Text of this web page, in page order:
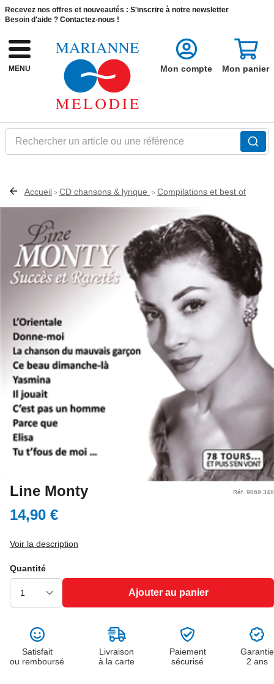
Recevez nos offres et nouveautés : S'inscrire à notre newsletter
Besoin d'aide ? Contactez-nous !
MENU
Rechercher un article ou une référence
Mon compte Mon panier
Accueil > CD chansons & lyrique > Compilations et best of
Line Monty Réf. 9869.348
14,90 €
Voir la description
Quantité
Ajouter au panier
Satisfait
ou remboursé
Livraison
à la carte
Paiement
sécurisé
Garantie
2 ans